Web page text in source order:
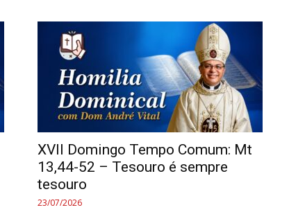
XVII Domingo Tempo Comum: Mt
13,44-52 – Tesouro é sempre
tesouro
23/07/2026